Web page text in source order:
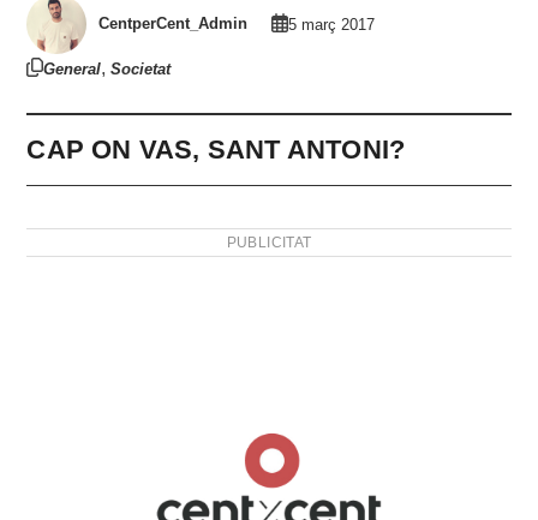
CentperCent_Admin 5 març 2017
General,Societat
CAP ON VAS, SANT ANTONI?
PUBLICITAT